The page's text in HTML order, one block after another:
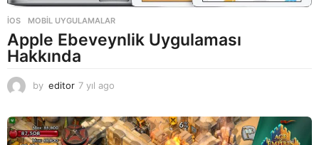
İOS ,MOBIL UYGULAMALAR
Apple Ebeveynlik Uygulaması
Hakkında
by editor 7 yıl ago
l
a